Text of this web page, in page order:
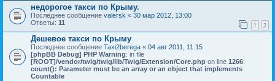
недорогое такси по Крыму.
Последнее сообщение valersk « 30 мар 2012, 13:00
Ответы: 11 1 2
Дешевое такси по Крыму
Последнее сообщение Taxi2berega « 04 авг 2011, 11:15
[phpBB Debug] PHP Warning: in file
[ROOT]/vendor/twig/twig/lib/Twig/Extension/Core.php on line 1266:
count(): Parameter must be an array or an object that implements
Countable